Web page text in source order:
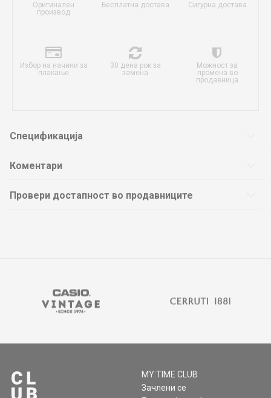
Оригинален
производ
Бесплатна достава Сигурна достава
Избор на начини за
плаќање
30 дена рок за
замена
Можност за
промена во
продавница
Спецификација
Коментари
Провери достапност во продавниците
MY:TIME CLUB
Зачлени се